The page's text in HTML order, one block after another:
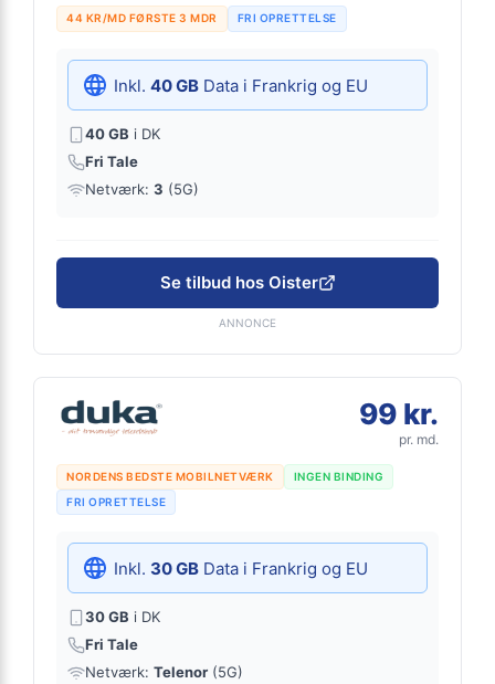
44 KR/MD FØRSTE 3 MDR FRI OPRETTELSE
Inkl. 40 GB Data i Frankrig og EU
40 GB i DK
Fri Tale
Netværk: 3 (5G)
Se tilbud hos Oister
ANNONCE
99 kr.
pr. md.
NORDENS BEDSTE MOBILNETVÆRK
INGEN BINDING
FRI OPRETTELSE
Inkl. 30 GB Data i Frankrig og EU
30 GB i DK
Fri Tale
Netværk: Telenor (5G)